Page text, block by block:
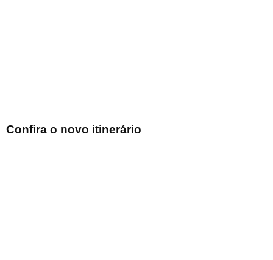
Confira o novo itinerário